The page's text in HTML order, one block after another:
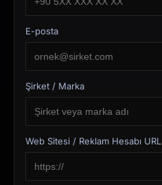
E-posta
Şirket / Marka
Web Sitesi / Reklam Hesabı URL